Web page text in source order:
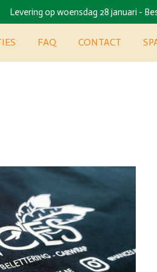
Levering op woensdag 28 januari -
FAQ CONTACT